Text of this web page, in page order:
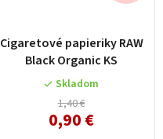
Cigaretové papieriky RAW
Black Organic KS
Skladom
1,40 €
0,90 €